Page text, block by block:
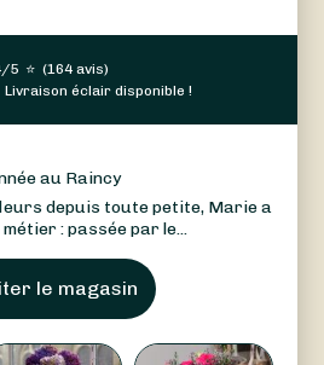
5 ⭐ (164 avis)
Livraison éclair disponible !
au Raincy
depuis toute petite, Marie a
: passée par le...
le magasin